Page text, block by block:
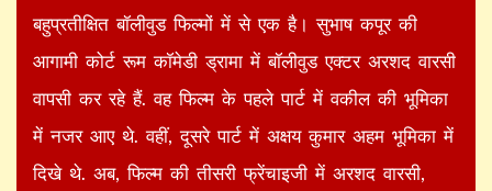
बहुप्रतीक्षित बॉलीवुड फिल्मों में से एक है। सुभाष कपूर की
आगामी कोर्ट रूम कॉमेडी ड्रामा में बॉलीवुड एक्टर अरशद वारसी
वापसी कर रहे हैं. वह फिल्म के पहले पार्ट में वकील की भूमिका
में नजर आए थे. वहीं, दूसरे पार्ट में अक्षय कुमार अहम भूमिका में
दिखे थे. अब, फिल्म की तीसरी फ्रेंचाइजी में अरशद वारसी,